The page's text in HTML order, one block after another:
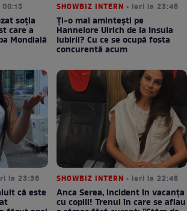
00:15
soția
care a
Mondială
SHOWBIZ INTERN • ieri la 23:48
Ți-o mai amintești pe
Hannelore Ulrich de la Insula
Iubirii? Cu ce se ocupă fosta
concurentă acum
la 23:36
că este
SHOWBIZ INTERN • ieri la 22:48
Anca Serea, incident în vacanța
cu copiii! Trenul în care se aflau